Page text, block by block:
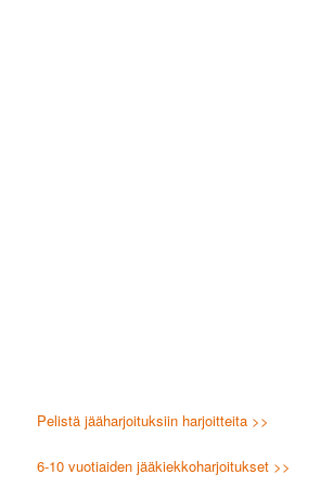
Pelistä jääharjoituksiin harjoitteita >>
6-10 vuotiaiden jääkiekkoharjoitukset >>